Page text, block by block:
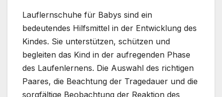
Lauflernschuhe für Babys sind ein
bedeutendes Hilfsmittel in der Entwicklung des
Kindes. Sie unterstützen, schützen und
begleiten das Kind in der aufregenden Phase
des Laufenlernens. Die Auswahl des richtigen
Paares, die Beachtung der Tragedauer und die
sorgfältige Beobachtung der Reaktion des